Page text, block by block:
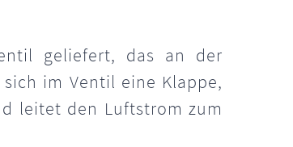
geliefert, das an der
im Ventil eine Klappe,
leitet den Luftstrom zum